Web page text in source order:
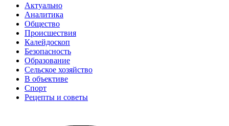
Актуально
Аналитика
Общество
Происшествия
Калейдоскоп
Безопасность
Образование
Сельское хозяйство
В объективе
Спорт
Рецепты и советы